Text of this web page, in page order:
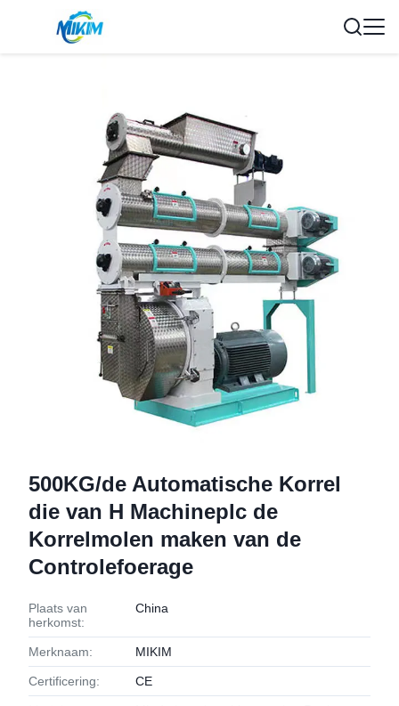
500KG/de Automatische Korrel
die van H Machineplc de
Korrelmolen maken van de
Controlefoerage
Plaats van
herkomst:
China
Merknaam: MIKIM
Certificering: CE